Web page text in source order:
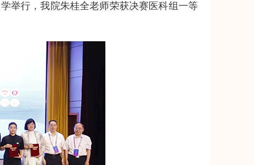
行，我院朱桂全老师荣获决赛医科组一等